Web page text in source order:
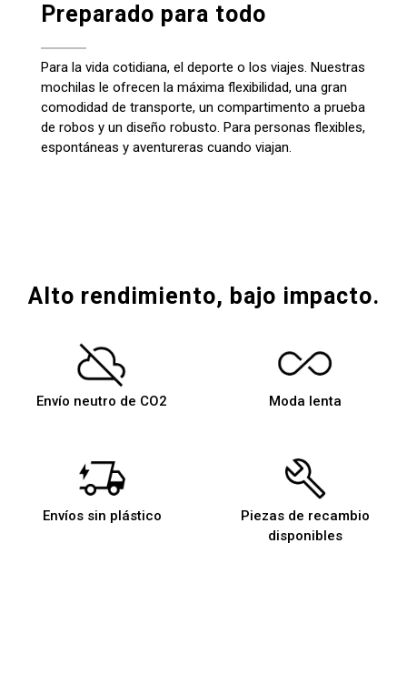
Leer todas las reseñas
Preparado para todo
Para la vida cotidiana, el deporte o los viajes. Nuestras
mochilas le ofrecen la máxima flexibilidad, una gran
comodidad de transporte, un compartimento a prueba
de robos y un diseño robusto. Para personas flexibles,
espontáneas y aventureras cuando viajan.
Alto rendimiento, bajo impacto.
Envío neutro de CO2 Moda lenta
Envíos sin plástico
Piezas de recambio
disponibles